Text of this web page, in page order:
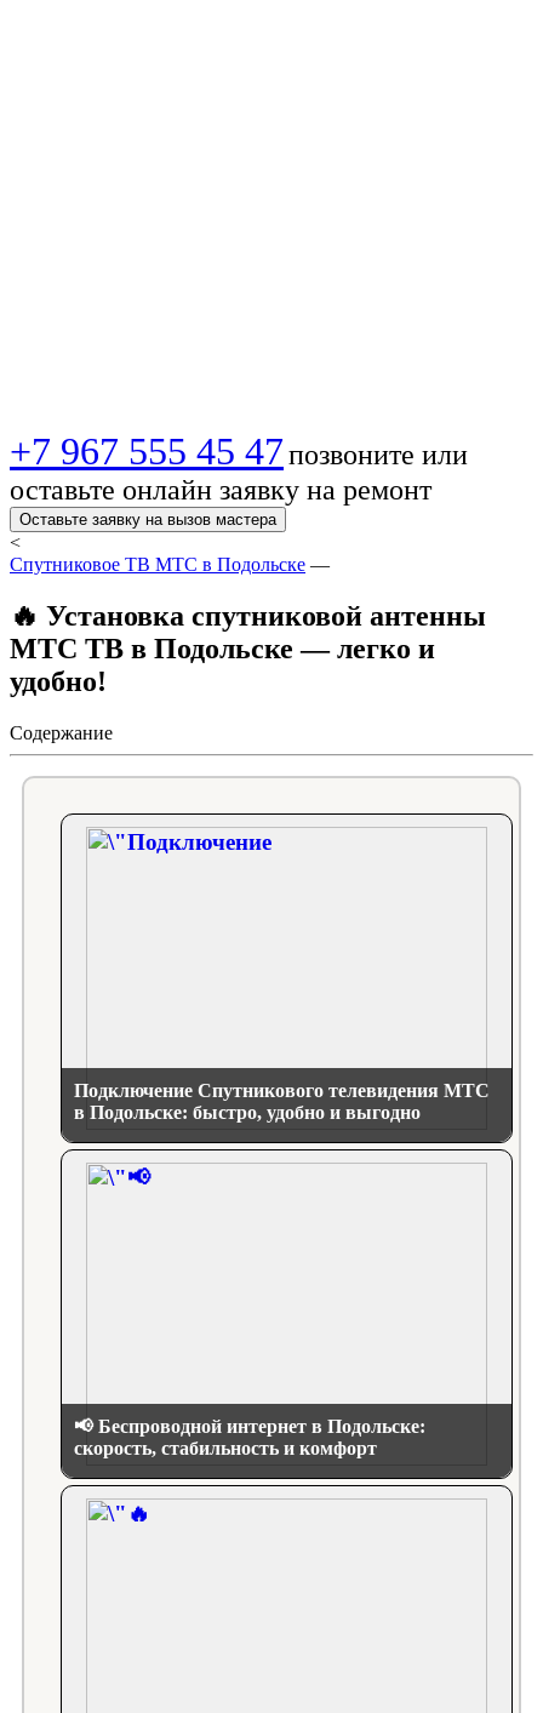
+7 967 555 45 47позвоните или
оставьте онлайн заявку на ремонт
Оставьте заявку на вызов мастера
<
Спутниковое ТВ МТС в Подольске —
🔥 Установка спутниковой антенны
МТС ТВ в Подольске — легко и
удобно!
Содержание
Подключение Спутникового телевидения МТС
в Подольске: быстро, удобно и выгодно
📢 Беспроводной интернет в Подольске:
скорость, стабильность и комфорт